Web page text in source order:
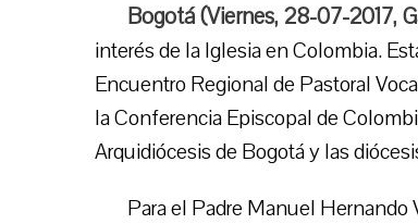
Bogotá (Viernes, 28-07-2017,
interés de la Iglesia en Colombia.
Encuentro Regional de Pastoral
la Conferencia Episcopal de
Arquidiócesis de Bogotá y las
Para el Padre Manuel Hernando